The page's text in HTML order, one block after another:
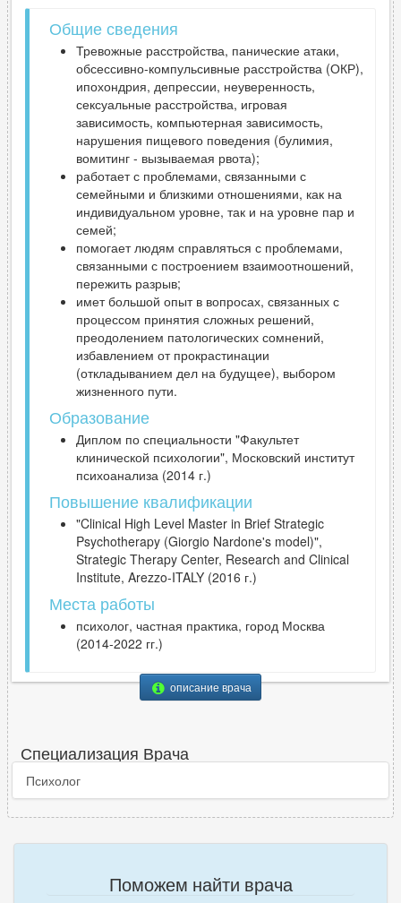
Общие сведения
Тревожные расстройства, панические атаки,
обсессивно-компульсивные расстройства (ОКР),
ипохондрия, депрессии, неуверенность,
сексуальные расстройства, игровая
зависимость, компьютерная зависимость,
нарушения пищевого поведения (булимия,
вомитинг - вызываемая рвота);
работает с проблемами, связанными с
семейными и близкими отношениями, как на
индивидуальном уровне, так и на уровне пар и
семей;
помогает людям справляться с проблемами,
связанными с построением взаимоотношений,
пережить разрыв;
имет большой опыт в вопросах, связанных с
процессом принятия сложных решений,
преодолением патологических сомнений,
избавлением от прокрастинации
(откладыванием дел на будущее), выбором
жизненного пути.
Образование
Диплом по специальности "Факультет
клинической психологии", Московский институт
психоанализа (2014 г.)
Повышение квалификации
"Clinical High Level Master in Brief Strategic
Psychotherapy (Giorgio Nardone's model)",
Strategic Therapy Center, Research and Clinical
Institute, Arezzo-ITALY (2016 г.)
Места работы
психолог, частная практика, город Москва
(2014-2022 гг.)
описание врача
Специализация Врача
Психолог
Поможем найти врача